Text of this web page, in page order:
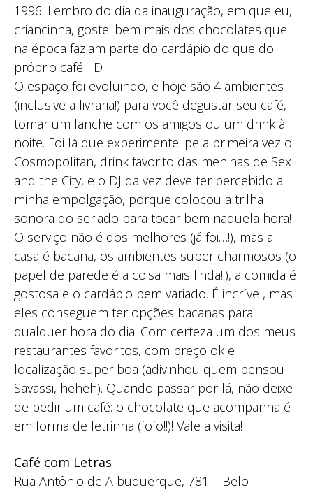
1996! Lembro do dia da inauguração, em que eu,
criancinha, gostei bem mais dos chocolates que
na época faziam parte do cardápio do que do
próprio café =D
O espaço foi evoluindo, e hoje são 4 ambientes
(inclusive a livraria!) para você degustar seu café,
tomar um lanche com os amigos ou um drink à
noite. Foi lá que experimentei pela primeira vez o
Cosmopolitan, drink favorito das meninas de Sex
and the City, e o DJ da vez deve ter percebido a
minha empolgação, porque colocou a trilha
sonora do seriado para tocar bem naquela hora!
O serviço não é dos melhores (já foi…!), mas a
casa é bacana, os ambientes super charmosos (o
papel de parede é a coisa mais linda!!), a comida é
gostosa e o cardápio bem variado. É incrível, mas
eles conseguem ter opções bacanas para
qualquer hora do dia! Com certeza um dos meus
restaurantes favoritos, com preço ok e
localização super boa (adivinhou quem pensou
Savassi, heheh). Quando passar por lá, não deixe
de pedir um café: o chocolate que acompanha é
em forma de letrinha (fofo!!)! Vale a visita!
Café com Letras
Rua Antônio de Albuquerque, 781 – Belo